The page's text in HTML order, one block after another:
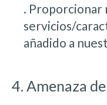
. Proporcionar
servicios/
añadido a
4. Amenaza